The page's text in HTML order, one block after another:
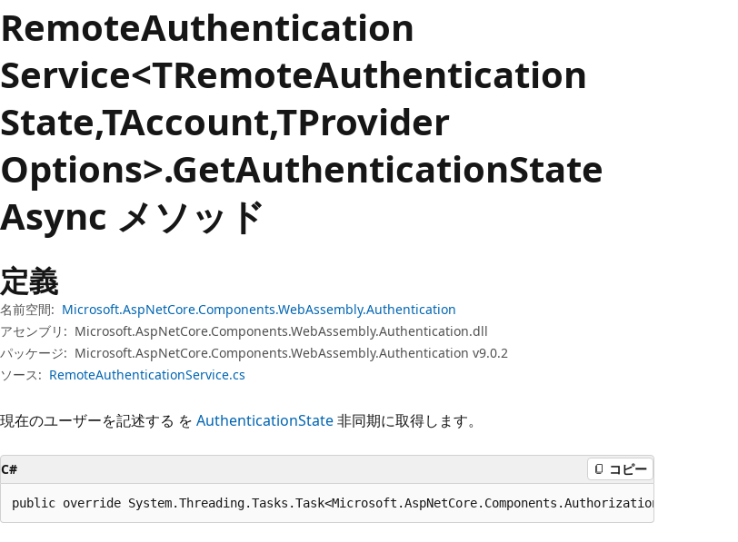
ッ
プ
に
ス
キ
ッ
プ
RemoteAuthentication
Service<TRemoteAuthentication
State,TAccount,TProvider
Options>.GetAuthenticationState
Async メソッド
定義
名前空間: Microsoft.AspNetCore.Components.WebAssembly.Authentication
アセンブリ: Microsoft.AspNetCore.Components.WebAssembly.Authentication.dll
パッケージ: Microsoft.AspNetCore.Components.WebAssembly.Authentication v9.0.2
ソース: RemoteAuthenticationService.cs
現在のユーザーを記述する を AuthenticationState非同期に取得します。
C# コピー
public override